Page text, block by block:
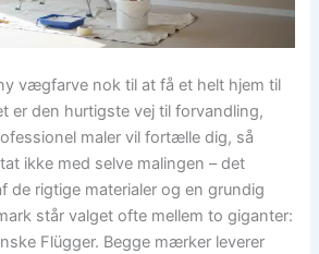
vægfarve nok til at få et helt hjem til
er den hurtigste vej til forvandling,
maler vil fortælle dig, så
ikke med selve malingen – det
de rigtige materialer og en grundig
står valget ofte mellem to giganter:
Flügger. Begge mærker leverer